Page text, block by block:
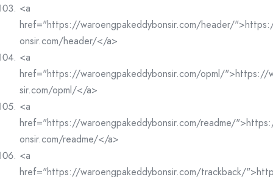
<a
href="https://waroengpakeddybonsir.com/header/
onsir.com/header/</a>
<a
href="https://waroengpakeddybonsir.com/opml/">https://
sir.com/opml/</a>
<a
href="https://waroengpakeddybonsir.com/readme/
onsir.com/readme/</a>
<a
href="https://waroengpakeddybonsir.com/trackback/